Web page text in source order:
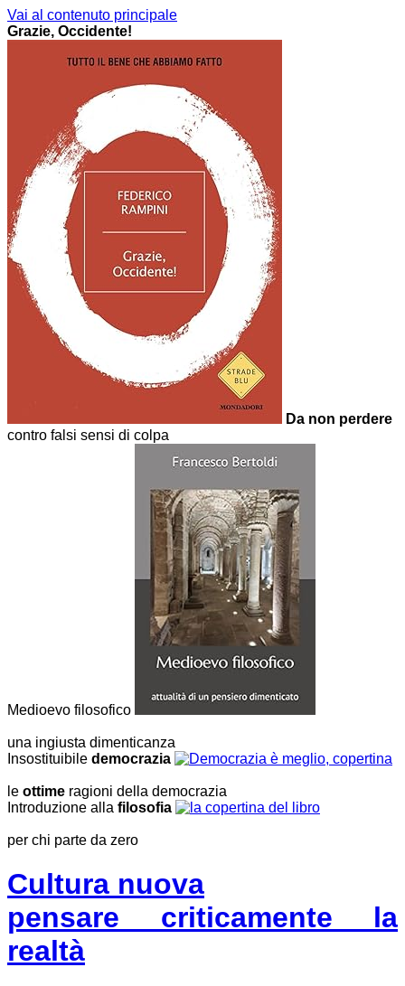
Vai al contenuto principale
Grazie, Occidente!
Da non perdere
contro falsi sensi di colpa
Medioevo filosofico
una ingiusta dimenticanza
Insostituibile democrazia
le ottime ragioni della democrazia
Introduzione alla filosofia
per chi parte da zero
Cultura nuova
pensare criticamente la
realtà